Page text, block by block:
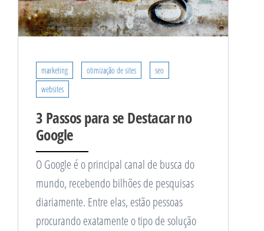
marketing otimização de sites
seo
websites
3 Passos para se Destacar no
Google
O Google é o principal canal de busca do
mundo, recebendo bilhões de pesquisas
diariamente. Entre elas, estão pessoas
procurando exatamente o tipo de solução